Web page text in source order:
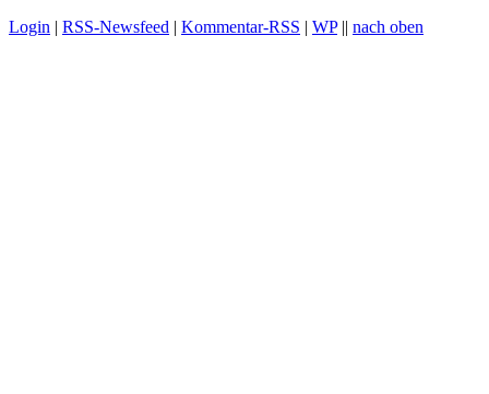
Login | RSS-Newsfeed | Kommentar-RSS | WP|| nach oben